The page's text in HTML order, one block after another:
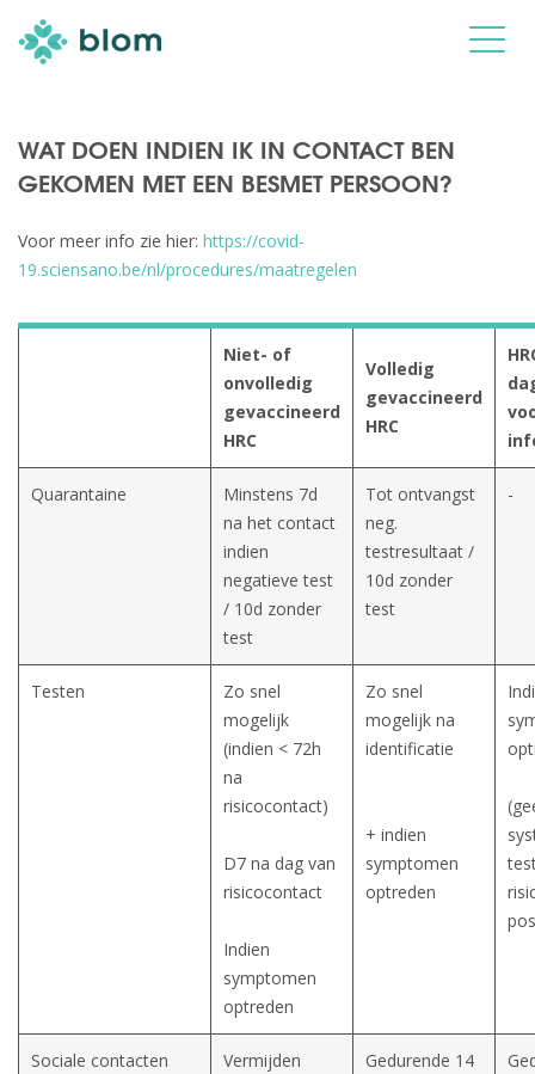
WAT DOEN INDIEN IK IN CONTACT BEN
GEKOMEN MET EEN BESMET PERSOON?
Voor meer info zie hier: https://covid-
19.sciensano.be/nl/procedures/maatregelen
Niet- of
onvolledig
gevaccineerd
HRC
Volledig
gevaccineerd
HRC
Quarantaine
Minstens 7d
na het contact
indien
negatieve test
/ 10d zonder
test
Tot ontvangst
neg.
testresultaat /
10d zonder
test
-
Testen
Zo snel
mogelijk
(indien < 72h
na
risicocontact)
D7 na dag van
risicocontact
Indien
symptomen
optreden
Zo snel
mogelijk na
identificatie
+ indien
symptomen
optreden
Sociale contacten
Vermijden
Gedurende 14